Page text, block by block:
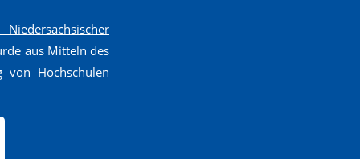
aus Mitteln des
von Hochschulen